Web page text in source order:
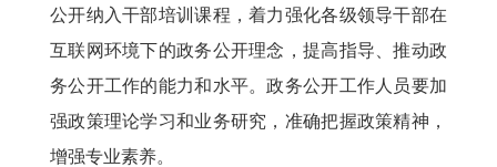
公开纳入干部培训课程，着力强化各级领导干部在
互联网环境下的政务公开理念，提高指导、推动政
务公开工作的能力和水平。政务公开工作人员要加
强政策理论学习和业务研究，准确把握政策精神，
增强专业素养。